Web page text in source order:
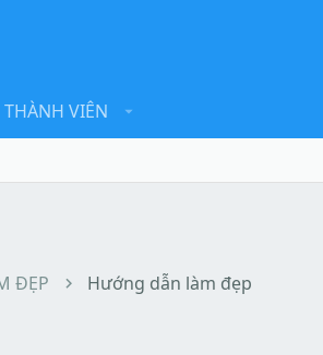
THÀNH VIÊN
ĐẸP Hướng dẫn làm đẹp